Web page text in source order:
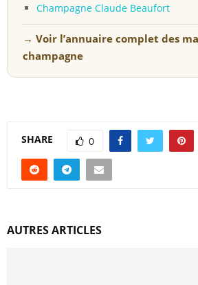
Champagne Claude Beaufort
→ Voir l’annuaire complet des
champagne
SHARE 0
AUTRES ARTICLES